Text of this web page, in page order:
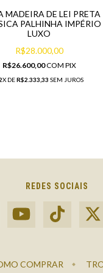
MADEIRA DE LEI PRETA
PALHINHA IMPÉRIO
LUXO
R$28.000,00
R$26.600,00COM PIX
X DER$2.333,33 SEM JUROS
REDES SOCIAIS
COMPRAR